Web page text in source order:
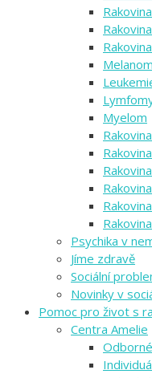
Myelom
Psychika v
Jíme zdravě
Sociální
Novinky v
Pomoc pro život s
Centra Amelie